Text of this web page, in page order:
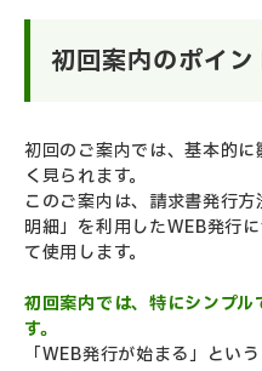
初回案内のポイン
初回のご案内では、基本的
く見られます。
このご案内は、請求書発行
明細」を利用したWEB発行
て使用します。
初回案内では、特にシンプ
す。
「WEB発行が始まる」とい